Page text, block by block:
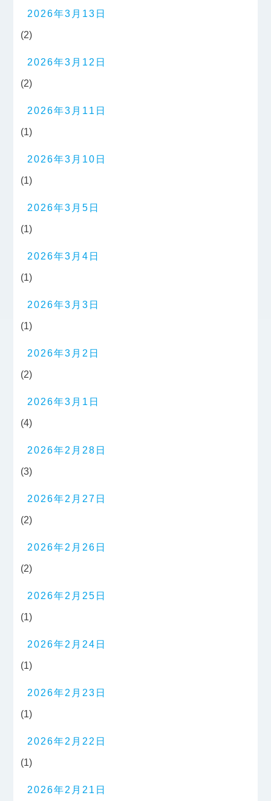
2026年3月13日
(2)
2026年3月12日
(2)
2026年3月11日
(1)
2026年3月10日
(1)
2026年3月5日
(1)
2026年3月4日
(1)
2026年3月3日
(1)
2026年3月2日
(2)
2026年3月1日
(4)
2026年2月28日
(3)
2026年2月27日
(2)
2026年2月26日
(2)
2026年2月25日
(1)
2026年2月24日
(1)
2026年2月23日
(1)
2026年2月22日
(1)
2026年2月21日